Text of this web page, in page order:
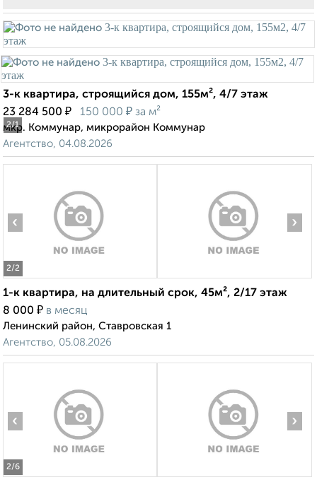
2/1
3-к квартира, строящийся дом, 155м², 4/7 этаж
23 284 500 ₽ 150 000 ₽ за м²
мкр. Коммунар, микрорайон Коммунар
Агентство, 04.08.2026
2/2
‹ ›
1-к квартира, на длительный срок, 45м², 2/17 этаж
8 000 ₽ в месяц
Ленинский район, Ставровская 1
Агентство, 05.08.2026
2/6
‹ ›